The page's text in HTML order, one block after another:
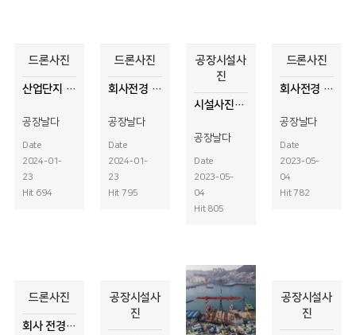
드론사진
산업단지 드론사진촬영
공장날다
Date
2024-01-
23
Hit 694
드론사진
회사전경 공사완료
공장날다
Date
2024-01-
23
Hit 795
공장시설사
진
시설사진촬영
공장날다
Date
2023-05-
04
Hit 805
드론사진
회사전경 드론사진촬영
공장날다
Date
2023-05-
04
Hit 782
드론사진
회사 전경 드론사진촬영
공장시설사
진
공장시설사
진